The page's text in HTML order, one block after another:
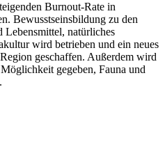
Burnout-Rate in
Bewusstseinsbildung zu den
Lebensmittel, natürliches
wird betrieben und ein neues
geschaffen. Außerdem wird
gegeben, Fauna und